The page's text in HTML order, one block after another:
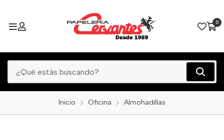
0
Inicio Oficina Almohadillas